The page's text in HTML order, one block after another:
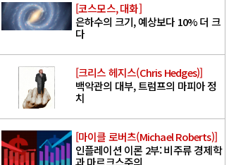
[코스모스, 대화]
은하수의 크기, 예상보다 10% 더 크
다
[크리스 헤지스(Chris Hedges)]
백악관의 대부, 트럼프의 마피아 정
치
[마이클 로버츠(Michael Roberts)]
인플레이션 이론 2부: 비주류 경제학
과 마르크스주의